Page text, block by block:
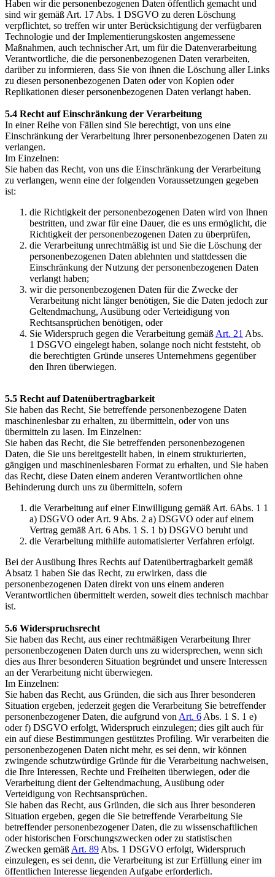
Haben wir die personenbezogenen Daten öffentlich gemacht und
sind wir gemäß Art. 17 Abs. 1 DSGVO zu deren Löschung
verpflichtet, so treffen wir unter Berücksichtigung der verfügbaren
Technologie und der Implementierungskosten angemessene
Maßnahmen, auch technischer Art, um für die Datenverarbeitung
Verantwortliche, die die personenbezogenen Daten verarbeiten,
darüber zu informieren, dass Sie von ihnen die Löschung aller Links
zu diesen personenbezogenen Daten oder von Kopien oder
Replikationen dieser personenbezogenen Daten verlangt haben.
5.4 Recht auf Einschränkung der Verarbeitung
In einer Reihe von Fällen sind Sie berechtigt, von uns eine
Einschränkung der Verarbeitung Ihrer personenbezogenen Daten zu
verlangen.
Im Einzelnen:
Sie haben das Recht, von uns die Einschränkung der Verarbeitung
zu verlangen, wenn eine der folgenden Voraussetzungen gegeben
ist:
die Richtigkeit der personenbezogenen Daten wird von Ihnen
bestritten, und zwar für eine Dauer, die es uns ermöglicht, die
Richtigkeit der personenbezogenen Daten zu überprüfen,
die Verarbeitung unrechtmäßig ist und Sie die Löschung der
personenbezogenen Daten ablehnten und stattdessen die
Einschränkung der Nutzung der personenbezogenen Daten
verlangt haben;
wir die personenbezogenen Daten für die Zwecke der
Verarbeitung nicht länger benötigen, Sie die Daten jedoch zur
Geltendmachung, Ausübung oder Verteidigung von
Rechtsansprüchen benötigen, oder
Sie Widerspruch gegen die Verarbeitung gemäß Art. 21 Abs.
1 DSGVO eingelegt haben, solange noch nicht feststeht, ob
die berechtigten Gründe unseres Unternehmens gegenüber
den Ihren überwiegen.
5.5 Recht auf Datenübertragbarkeit
Sie haben das Recht, Sie betreffende personenbezogene Daten
maschinenlesbar zu erhalten, zu übermitteln, oder von uns
übermitteln zu lasen. Im Einzelnen:
Sie haben das Recht, die Sie betreffenden personenbezogenen
Daten, die Sie uns bereitgestellt haben, in einem strukturierten,
gängigen und maschinenlesbaren Format zu erhalten, und Sie haben
das Recht, diese Daten einem anderen Verantwortlichen ohne
Behinderung durch uns zu übermitteln, sofern
die Verarbeitung auf einer Einwilligung gemäß Art. 6Abs. 1 1
a) DSGVO oder Art. 9 Abs. 2 a) DSGVO oder auf einem
Vertrag gemäß Art. 6 Abs. 1 S. 1 b) DSGVO beruht und
die Verarbeitung mithilfe automatisierter Verfahren erfolgt.
Bei der Ausübung Ihres Rechts auf Datenübertragbarkeit gemäß
Absatz 1 haben Sie das Recht, zu erwirken, dass die
personenbezogenen Daten direkt von uns einem anderen
Verantwortlichen übermittelt werden, soweit dies technisch machbar
ist.
5.6 Widerspruchsrecht
Sie haben das Recht, aus einer rechtmäßigen Verarbeitung Ihrer
personenbezogenen Daten durch uns zu widersprechen, wenn sich
dies aus Ihrer besonderen Situation begründet und unsere Interessen
an der Verarbeitung nicht überwiegen.
Im Einzelnen:
Sie haben das Recht, aus Gründen, die sich aus Ihrer besonderen
Situation ergeben, jederzeit gegen die Verarbeitung Sie betreffender
personenbezogener Daten, die aufgrund von Art. 6 Abs. 1 S. 1 e)
oder f) DSGVO erfolgt, Widerspruch einzulegen; dies gilt auch für
ein auf diese Bestimmungen gestütztes Profiling. Wir verarbeiten die
personenbezogenen Daten nicht mehr, es sei denn, wir können
zwingende schutzwürdige Gründe für die Verarbeitung nachweisen,
die Ihre Interessen, Rechte und Freiheiten überwiegen, oder die
Verarbeitung dient der Geltendmachung, Ausübung oder
Verteidigung von Rechtsansprüchen.
Sie haben das Recht, aus Gründen, die sich aus Ihrer besonderen
Situation ergeben, gegen die Sie betreffende Verarbeitung Sie
betreffender personenbezogener Daten, die zu wissenschaftlichen
oder historischen Forschungszwecken oder zu statistischen
Zwecken gemäß Art. 89 Abs. 1 DSGVO erfolgt, Widerspruch
einzulegen, es sei denn, die Verarbeitung ist zur Erfüllung einer im
öffentlichen Interesse liegenden Aufgabe erforderlich.